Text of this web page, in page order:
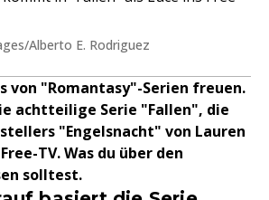
Alberto E. Rodriguez
von "Romantasy"-Serien freuen.
achtteilige Serie "Fallen", die
"Engelsnacht" von Lauren
TV. Was du über den
solltest.